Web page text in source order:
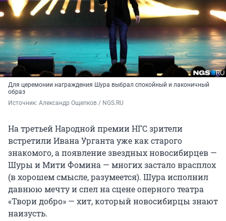
Для церемонии награждения Шура выбрал спокойный и лаконичный
образ
Источник: Александр Ощепков / NGS.RU
На третьей Народной премии НГС зрители
встретили Ивана Урганта уже как старого
знакомого, а появление звездных новосибирцев —
Шуры и Мити Фомина — многих застало врасплох
(в хорошем смысле, разумеется). Шура исполнил
давнюю мечту и спел на сцене оперного театра
«Твори добро» — хит, который новосибирцы знают
наизусть.